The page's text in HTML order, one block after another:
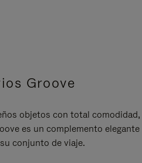
Groove
objetos con total comodidad,
es un complemento elegante
conjunto de viaje.